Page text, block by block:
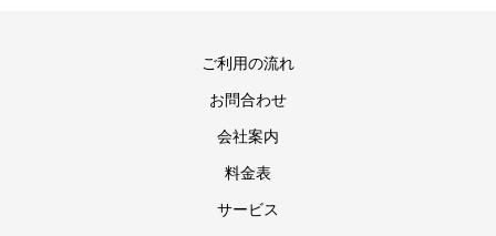
ご利用の流れ
お問合わせ
会社案内
料金表
サービス